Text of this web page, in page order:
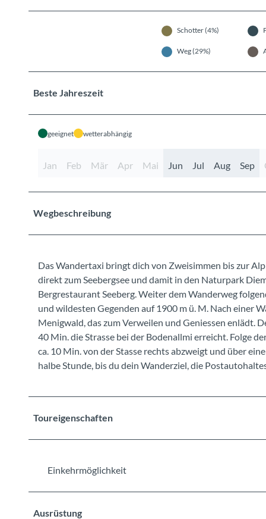
Schotter (4%)
Weg (29%)
Beste Jahreszeit
geeignet wetterabhängig
Jan Feb Mär Apr Mai Jun Jul Aug Sep
Wegbeschreibung
Das Wandertaxi bringt dich von Zweisimmen bis zur
direkt zum Seebergsee und damit in den Naturpark
Bergrestaurant Seeberg. Weiter dem Wanderweg
und wildesten Gegenden auf 1900 m ü. M. Nach einer
Menigwald, das zum Verweilen und Geniessen enlädt.
40 Min. die Strasse bei der Bodenallmi erreicht. Folge
ca. 10 Min. von der Stasse rechts abzweigt und über
halbe Stunde, bis du dein Wanderziel, die
Toureigenschaften
Einkehrmöglichkeit
Ausrüstung